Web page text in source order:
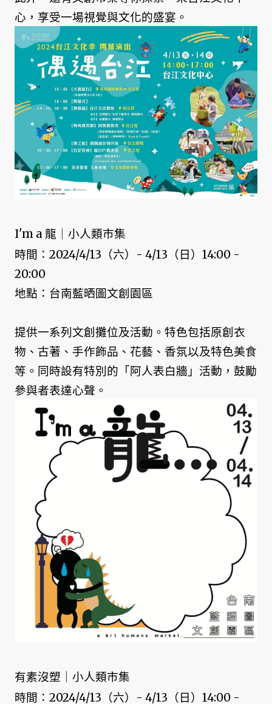
心，享受一場視覺與文化的盛宴。
I'm a 龍｜小人類市集
時間：2024/4/13（六）- 4/13（日）14:00 -
20:00
地點：台南藍晒圖文創園區
提供一系列文創攤位及活動。特色包括原創衣
物、古著、手作飾品、花藝、香氛以及特色美食
等。同時設有特別的「阿人表白牆」活動，鼓勵
參與者表達心聲。
有素沒塑｜小人類市集
時間：2024/4/13（六）- 4/13（日）14:00 -